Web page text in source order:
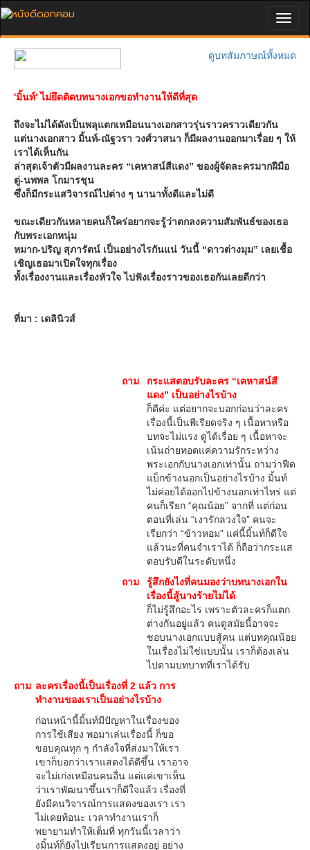
ดูบทสัมภาษณ์ทั้งหมด
'มิ้นท์' ไม่ยึดติดบทนางเอกขอทำงานให้ดีที่สุด
ถึงจะไม่ได้ดังเป็นพลุแตกเหมือนนางเอกสาวรุ่นราวคราวเดียวกัน
แต่นางเอกสาว มิ้นท์-ณัฐวรา วงศ์วาสนา ก็มีผลงานออกมาเรื่อย ๆ ให้
เราได้เห็นกัน
ล่าสุดเจ้าตัวมีผลงานละคร “เคหาสน์สีแดง” ของผู้จัดละครมากฝีมือ
ตู่-นพพล โกมารชุน
ซึ่งก็มีกระแสวิจารณ์ไปต่าง ๆ นานาทั้งดีและไม่ดี
ขณะเดียวกันหลายคนก็ใคร่อยากจะรู้ว่าตกลงความสัมพันธ์ของเธอ
กับพระเอกหนุ่ม
หมาก-ปริญ สุภารัตน์ เป็นอย่างไรกันแน่ วันนี้ “ดาวต่างมุม” เลยเชื้อ
เชิญเธอมาเปิดใจทุกเรื่อง
ทั้งเรื่องงานและเรื่องหัวใจ ไปฟังเรื่องราวของเธอกันเลยดีกว่า
ที่มา : เดลินิวส์
ถาม
กระแสตอบรับละคร “เคหาสน์สี
แดง” เป็นอย่างไรบ้าง
ก็ดีค่ะ แต่อยากจะบอกก่อนว่าละคร
เรื่องนี้เป็นพีเรียดจริง ๆ เนื้อหาหรือ
บทจะไม่แรง ดูได้เรื่อย ๆ เนื้อหาจะ
เน้นถ่ายทอดแค่ความรักระหว่าง
พระเอกกับนางเอกเท่านั้น ถามว่าฟีด
แบ็กข้างนอกเป็นอย่างไรบ้าง มิ้นท์
ไม่ค่อยได้ออกไปข้างนอกเท่าไหร่ แต่
คนก็เรียก “คุณน้อย” จากที่ แต่ก่อน
ตอนที่เล่น “เงารักลวงใจ” คนจะ
เรียกว่า “ข้าวหอม” แค่นี้มิ้นท์ก็ดีใจ
แล้วนะที่คนจำเราได้ ก็ถือว่ากระแส
ตอบรับดีในระดับหนึ่ง
ถาม
รู้สึกยังไงที่คนมองว่าบทนางเอกใน
เรื่องนี้สู้นางร้ายไม่ได้
ก็ไม่รู้สึกอะไร เพราะตัวละครก็แตก
ต่างกันอยู่แล้ว คนดูสมัยนี้อาจจะ
ชอบนางเอกแบบสู้คน แต่บทคุณน้อย
ในเรื่องไม่ใช่แบบนั้น เราก็ต้องเล่น
ไปตามบทบาทที่เราได้รับ
ถาม ละครเรื่องนี้เป็นเรื่องที่ 2 แล้ว การ
ทำงานของเราเป็นอย่างไรบ้าง
ก่อนหน้านี้มิ้นท์มีปัญหาในเรื่องของ
การใช้เสียง พอมาเล่นเรื่องนี้ ก็ขอ
ขอบคุณทุก ๆ กำลังใจที่ส่งมาให้เรา
เขาก็บอกว่าเราแสดงได้ดีขึ้น เราอาจ
จะไม่เก่งเหมือนคนอื่น แต่แค่เขาเห็น
ว่าเราพัฒนาขึ้นเราก็ดีใจแล้ว เรื่องที่
ยังมีคนวิจารณ์การแสดงของเรา เรา
ไม่เคยท้อนะ เวลาทำงานเราก็
พยายามทำให้เต็มที่ ทุกวันนี้เวลาว่า
งมิ้นท์ก็ยังไปเรียนการแสดงอยู่ อย่าง